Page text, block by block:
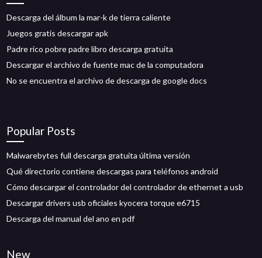
Descarga del álbum la mar-k de tierra caliente
Juegos gratis descargar apk
Padre rico pobre padre libro descarga gratuita
Descargar el archivo de fuente mac de la computadora
No se encuentra el archivo de descarga de google docs
Popular Posts
Malwarebytes full descarga gratuita última versión
Qué directorio contiene descargas para teléfonos android
Cómo descargar el controlador del controlador de ethernet a usb
Descargar drivers usb oficiales kyocera torque e6715
Descarga del manual del ano en pdf
New